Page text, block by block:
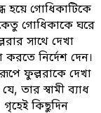
হয়ে গোধিকাটিকে
গোধিকাকে ঘরে
সাথে দেখা
নির্দেশ দেন।
ফুল্লরাকে দেখা
তার স্বামী ব্যাধ
কিছুদিন